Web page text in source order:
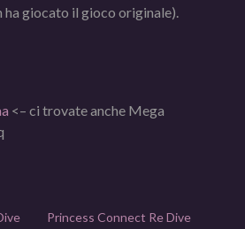
ha giocato il gioco originale).
<– ci trovate anche Mega
Princess Connect Re Dive